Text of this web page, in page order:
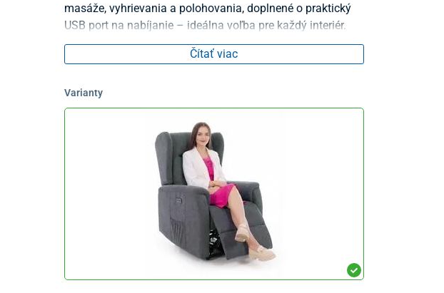
masáže, vyhrievania a polohovania, doplnené o praktický
USB port na nabíjanie – ideálna voľba pre každý interiér.
Čítať viac
Varianty